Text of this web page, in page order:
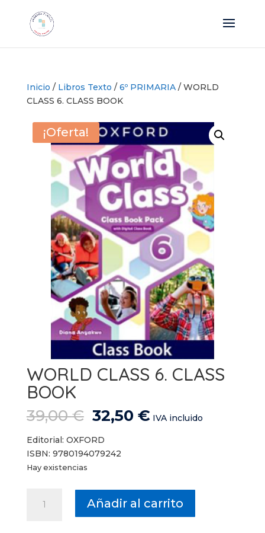
Inicio / Libros Texto / 6º PRIMARIA/ WORLD
CLASS 6. CLASS BOOK
¡Oferta!
WORLD CLASS 6. CLASS
BOOK
39,00€ El
precio
original
era:
32,50 €El
IVA incluido
Editorial: OXFORD
ISBN: 9780194079242
Hay existencias
CLASS
Añadir al carrito